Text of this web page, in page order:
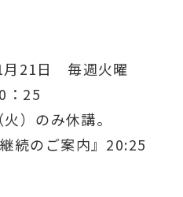
月21日 毎週火曜
：25
）のみ休講。
続のご案内』20:25